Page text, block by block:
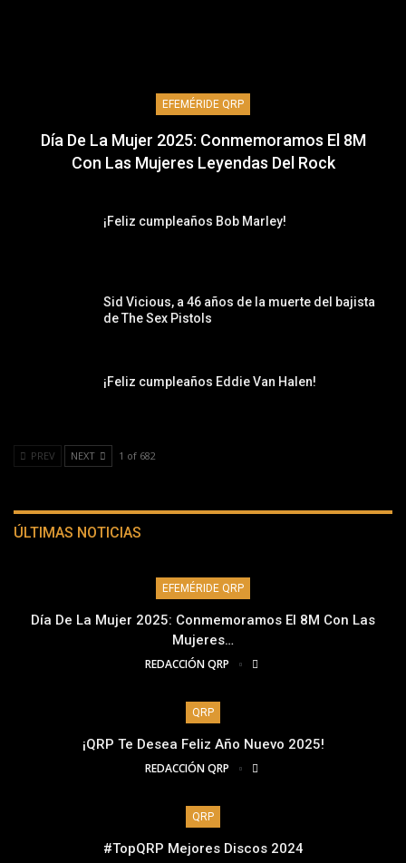
EFEMÉRIDE QRP
Día De La Mujer 2025: Conmemoramos El 8M
Con Las Mujeres Leyendas Del Rock
¡Feliz cumpleaños Bob Marley!
Sid Vicious, a 46 años de la muerte del bajista
de The Sex Pistols
¡Feliz cumpleaños Eddie Van Halen!
PREV NEXT 1 of 682
ÚLTIMAS NOTICIAS
EFEMÉRIDE QRP
Día De La Mujer 2025: Conmemoramos El 8M Con Las
Mujeres…
REDACCIÓN QRP
QRP
¡QRP Te Desea Feliz Año Nuevo 2025!
REDACCIÓN QRP
QRP
#TopQRP Mejores Discos 2024